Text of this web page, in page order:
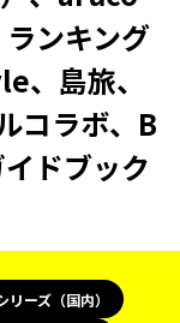
ンキング
、島旅、
コラボ、B
ドブック
ーズ（国内）